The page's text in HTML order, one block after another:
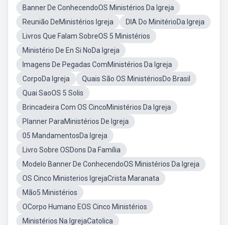
Banner De ConhecendoOS Ministérios Da Igreja
Reunião DeMinistérios Igreja
DIA Do MinitérioDa Igreja
Livros Que Falam SobreOS 5 Ministérios
Ministério De En Si NoDa Igreja
Imagens De Pegadas ComMinistérios Da Igreja
CorpoDa Igreja
Quais São OS MinistériosDo Brasil
Quai SaoOS 5 Solis
Brincadeira Com OS CincoMinistérios Da Igreja
Planner ParaMinistérios De Igreja
05 MandamentosDa Igreja
Livro Sobre OSDons Da Família
Modelo Banner De ConhecendoOS Ministérios Da Igreja
OS Cinco Ministerios IgrejaCrista Maranata
Mão5 Ministérios
OCorpo Humano EOS Cinco Ministérios
Ministérios Na IgrejaCatolica